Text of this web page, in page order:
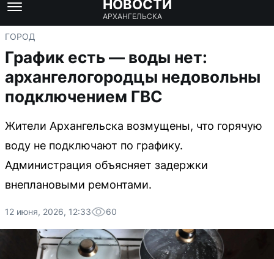
НОВОСТИ
АРХАНГЕЛЬСКА
ГОРОД
График есть — воды нет:
архангелогородцы недовольны
подключением ГВС
Жители Архангельска возмущены, что горячую
воду не подключают по графику.
Администрация объясняет задержки
внеплановыми ремонтами.
12 июня, 2026, 12:33 60